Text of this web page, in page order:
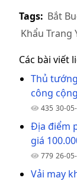
Tags: Bắt
Khẩu Trang
Các bài viết
Thủ
công cộng
435 30-
Địa điểm
giá
779 26-
Vải may